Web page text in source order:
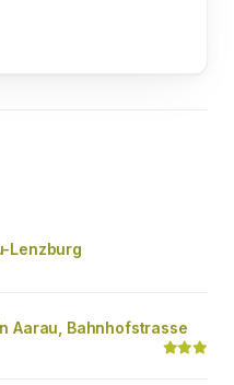
Lenzburg
Aarau, Bahnhofstrasse